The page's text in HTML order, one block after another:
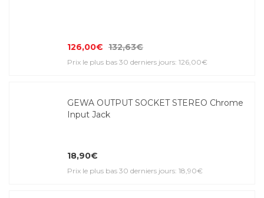
126,00€ 132,63€
Prix le plus bas 30 derniers jours: 126,00€
GEWA OUTPUT SOCKET STEREO Chrome
Input Jack
18,90€
Prix le plus bas 30 derniers jours: 18,90€